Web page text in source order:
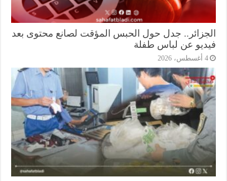
جدل حول الحبس المؤقت لصانع محتوى بعد
عن لباس طفلة